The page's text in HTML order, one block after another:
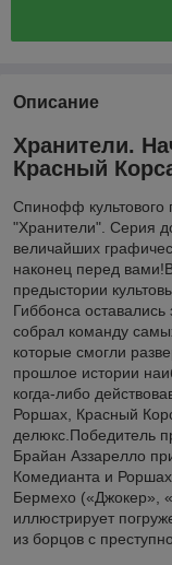
Описание
Хранители.
Красный
Спинофф культового
"Хранители". Серия
величайших
наконец перед
предыстории
Гиббонса
собрал команду
которые смогли
прошлое истории
когда-либо
Роршах, Красный
делюкс.Победитель
Брайан Аззарелло
Комедианта и
Бермехо («Джокер»,
иллюстрирует
из борцов с